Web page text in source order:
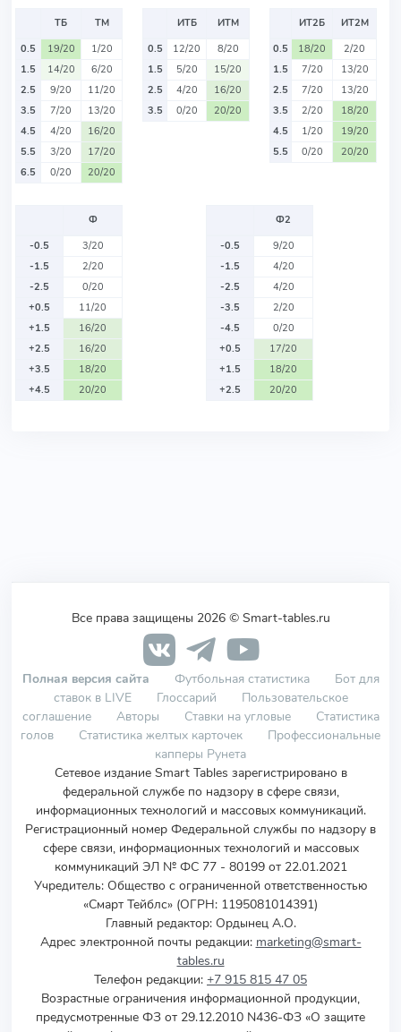
ТБ
ТМ
0.5
19/20
1/20
1.5
14/20
6/20
2.5
9/20
11/20
3.5
7/20
13/20
4.5
4/20
16/20
5.5
3/20
17/20
6.5
0/20 20/20
ИТБ
ИТМ
0.5
12/20
8/20
1.5
5/20
15/20
2.5
4/20
16/20
3.5
0/20 20/20
ИТ2Б
ИТ2М
0.5
18/20
2/20
1.5
7/20
13/20
2.5
7/20
13/20
3.5
2/20
18/20
4.5
1/20
19/20
5.5
0/20 20/20
Ф
-0.5
3/20
-1.5
2/20
-2.5
0/20
+0.5
11/20
+1.5
16/20
+2.5
16/20
+3.5
18/20
+4.5
20/20
Ф2
-0.5
9/20
-1.5
4/20
-2.5
4/20
-3.5
2/20
-4.5
0/20
+0.5
17/20
+1.5
18/20
+2.5
20/20
Все права защищены 2026 © Smart-tables.ru
Полная версия сайта Футбольная статистика
Бот для
ставок в LIVE
Глоссарий
Пользовательское
соглашение
Авторы Ставки на угловые
Статистика
голов
Статистика желтых карточек
Профессиональные
капперы Рунета
Сетевое издание Smart Tables зарегистрировано в
федеральной службе по надзору в сфере связи,
информационных технологий и массовых коммуникаций.
Регистрационный номер Федеральной службы по надзору в
сфере связи, информационных технологий и массовых
коммуникаций ЭЛ № ФС 77 - 80199 от 22.01.2021
Учредитель: Общество с ограниченной ответственностью
«Смарт Тейблс» (ОГРН: 1195081014391)
Главный редактор: Ордынец А.О.
Адрес электронной почты редакции: marketing@smart-
tables.ru
Телефон редакции: +7 915 815 47 05
Возрастные ограничения информационной продукции,
предусмотренные ФЗ от 29.12.2010 N436-ФЗ «О защите